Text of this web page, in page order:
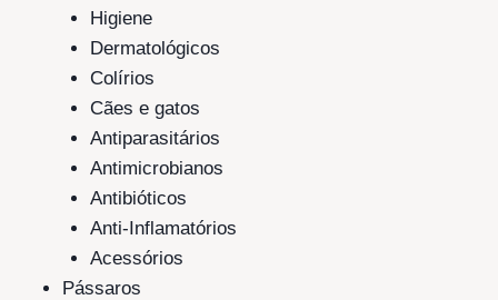
Higiene
Dermatológicos
Colírios
Cães e gatos
Antiparasitários
Antimicrobianos
Antibióticos
Anti-Inflamatórios
Acessórios
Pássaros